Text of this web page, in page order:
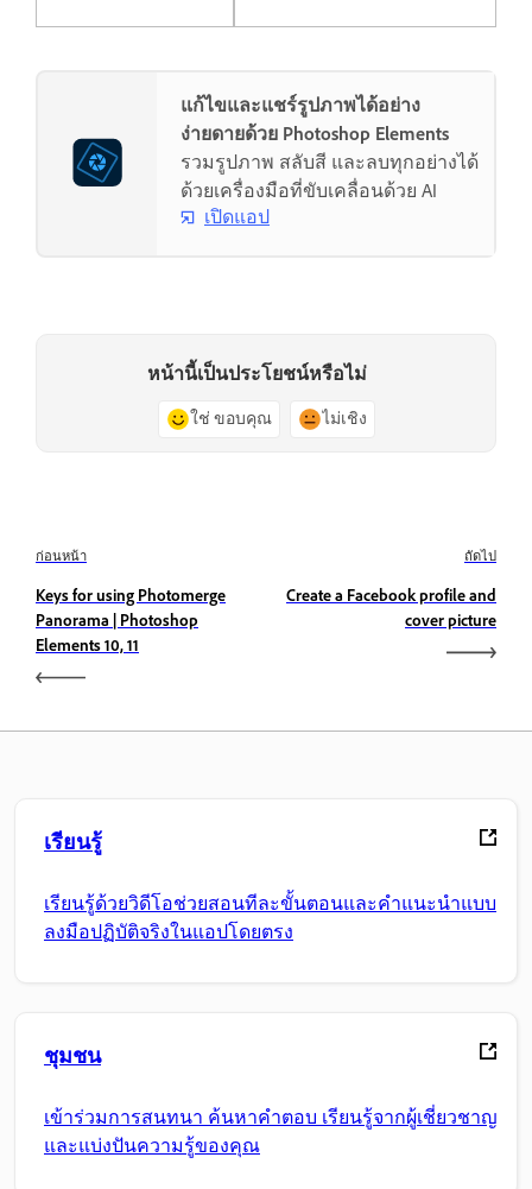
แก้ไขและแชร์รูปภาพได้อย่าง
ง่ายดายด้วย Photoshop Elements
รวมรูปภาพ สลับสี และลบทุกอย่างได้
ด้วยเครื่องมือที่ขับเคลื่อนด้วย AI
เปิดแอป
หน้านี้เป็นประโยชน์หรือไม่
ใช่ ขอบคุณ ไม่เชิง
ก่อนหน้า
Keys for using Photomerge
Panorama | Photoshop
Elements 10, 11
ถัดไป
Create a Facebook profile and
cover picture
เรียนรู้
เรียนรู้ด้วยวิดีโอช่วยสอนทีละขั้นตอนและคำแนะนำแบบ
ลงมือปฏิบัติจริงในแอปโดยตรง
ชุมชน
เข้าร่วมการสนทนา ค้นหาคำตอบ เรียนรู้จากผู้เชี่ยวชาญ
และแบ่งปันความรู้ของคุณ